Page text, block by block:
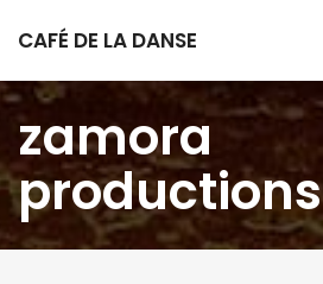
CAFÉ DE LA DANSE
zamora
productions